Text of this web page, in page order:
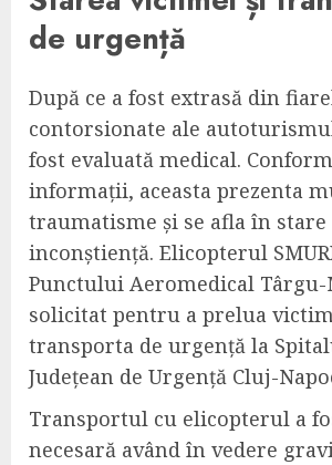
de urgență
După ce a fost extrasă din
contorsionate ale
fost evaluată medical.
informații, aceasta prezenta
traumatisme și se afla în stare
inconștiență. Elicopterul
Punctului Aeromedical Târgu-
solicitat pentru a prelua
transporta de urgență la
Județean de Urgență Cluj-
Transportul cu elicopterul a
necesară având în vedere